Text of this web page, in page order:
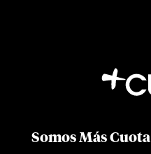
Somos Más Cuota